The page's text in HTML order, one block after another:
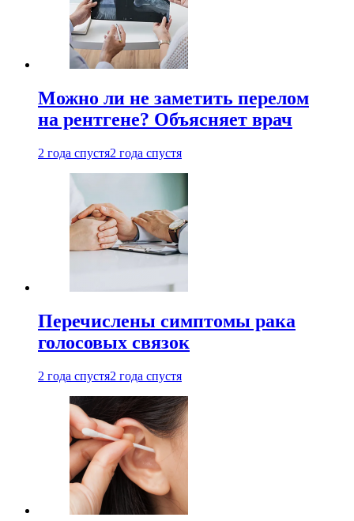
Можно ли не заметить перелом
на рентгене? Объясняет врач
2 года спустя2 года спустя
Перечислены симптомы рака
голосовых связок
2 года спустя2 года спустя